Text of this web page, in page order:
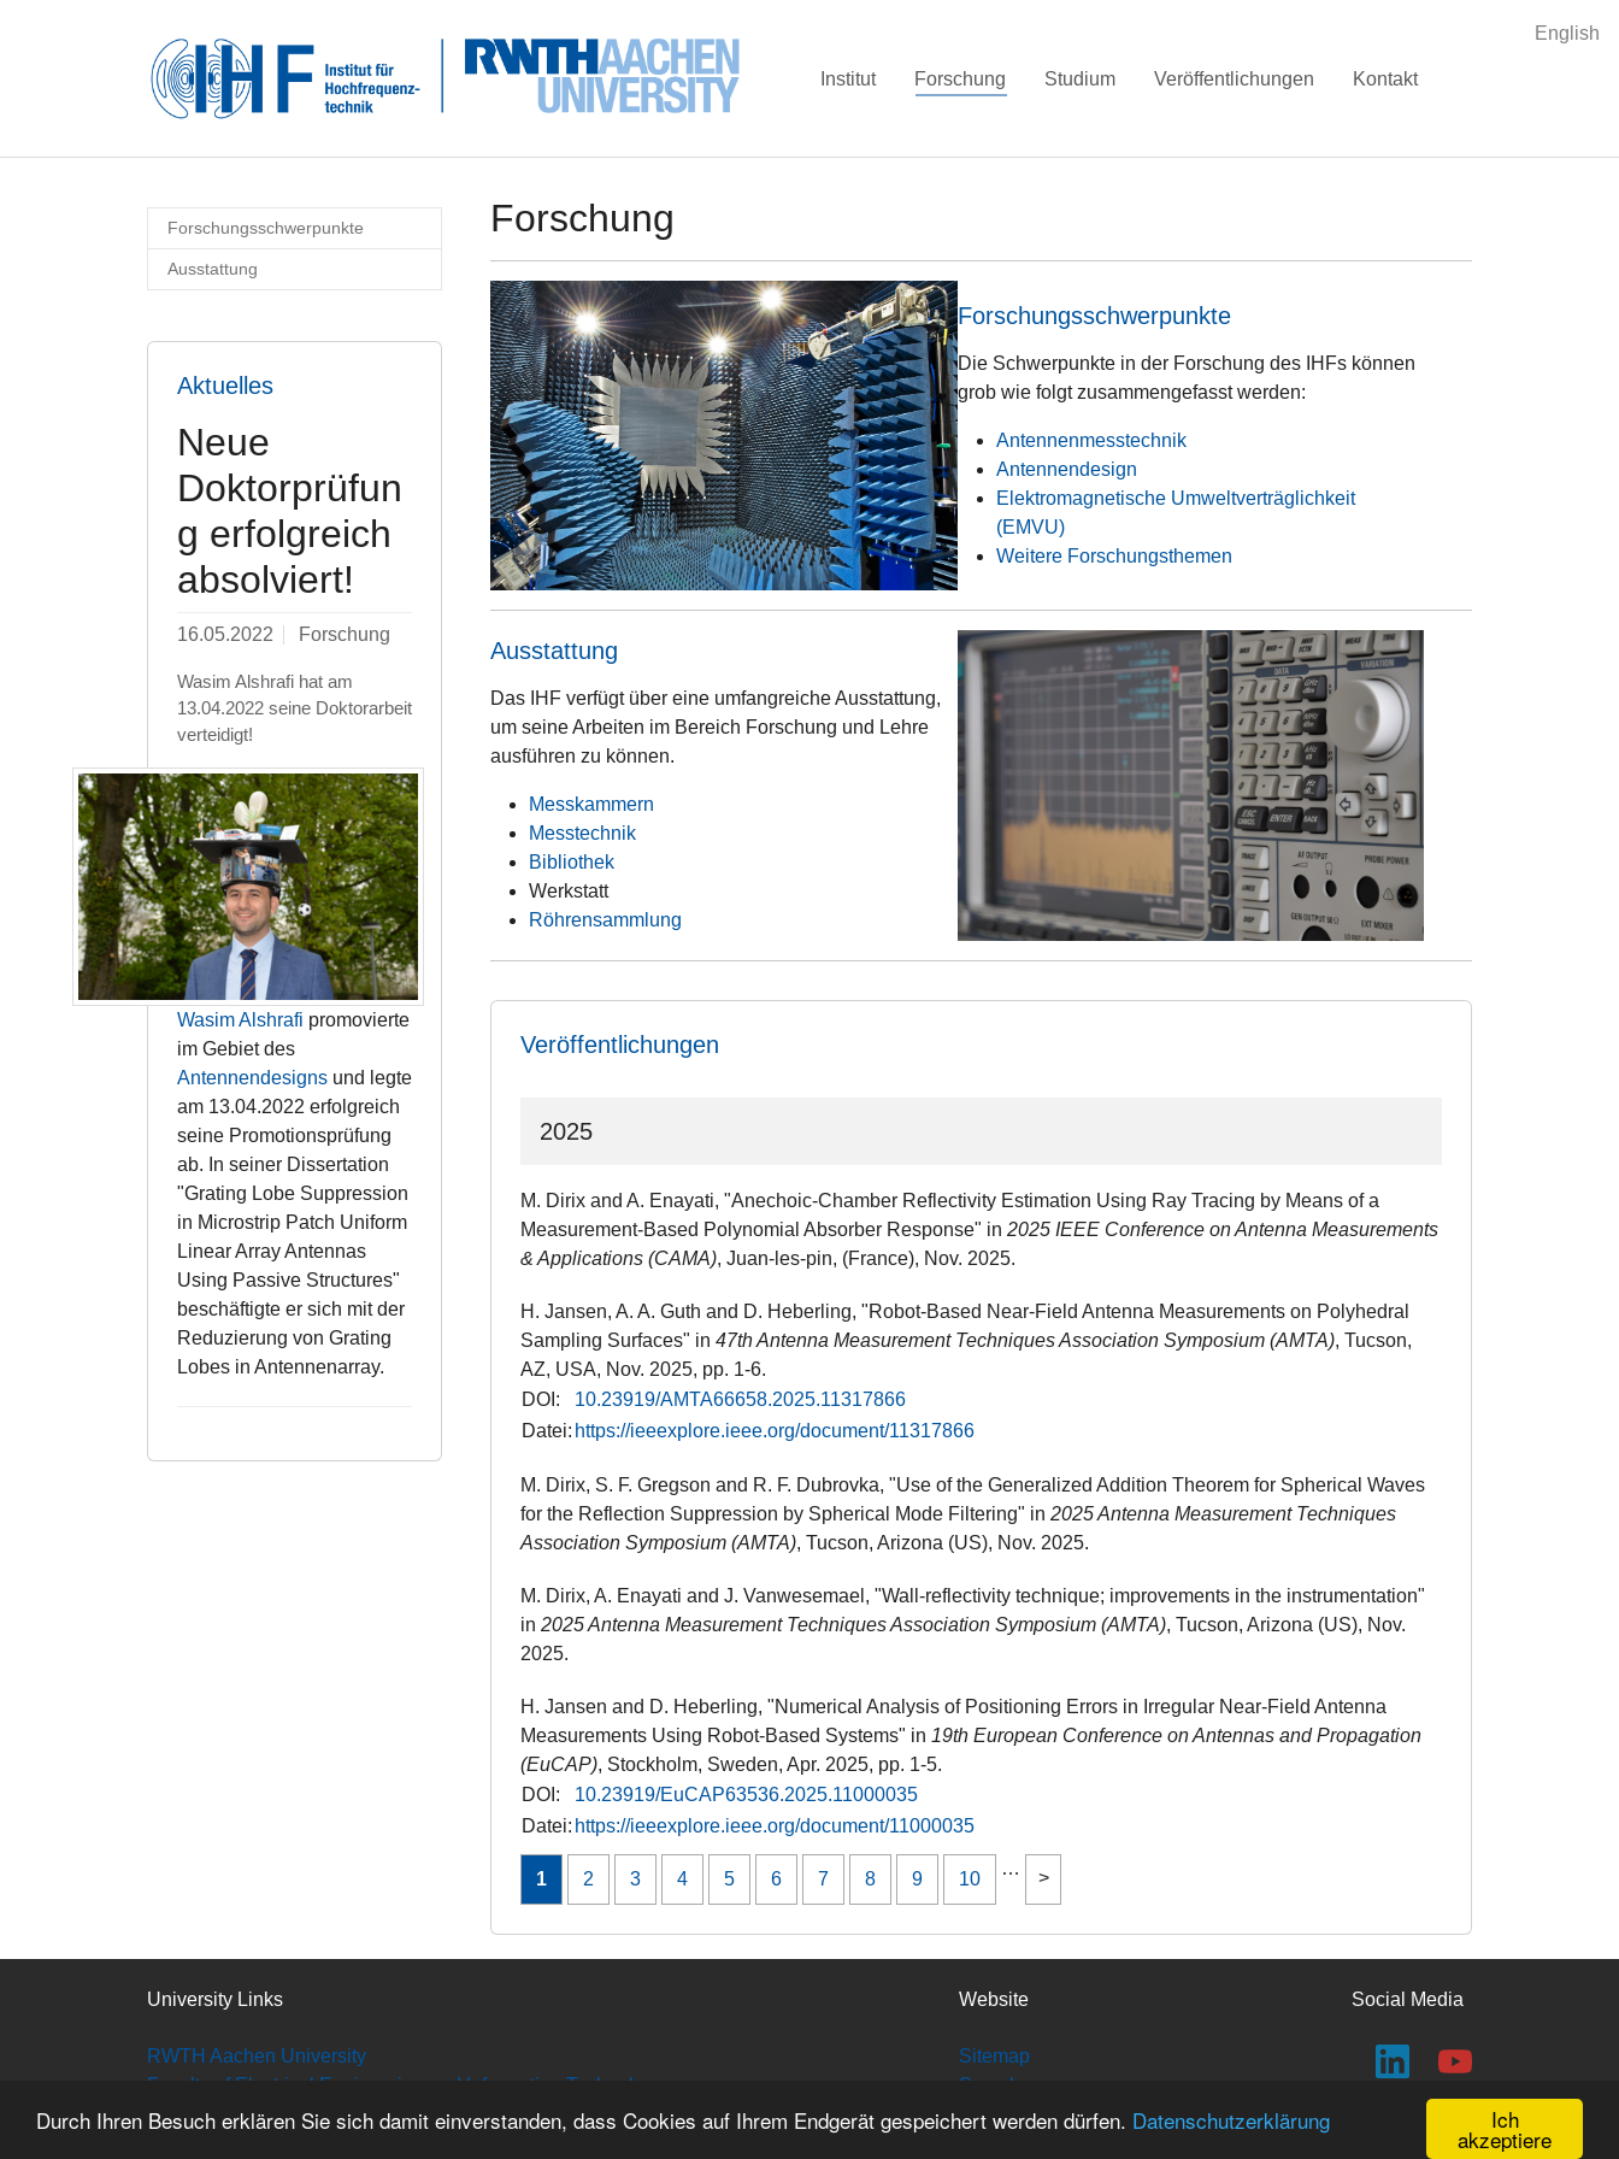
Ich
akzeptiere
Durch Ihren Besuch erklären Sie sich damit einverstanden, dass Cookies auf Ihrem Endgerät gespeichert werden dürfen. Datenschutzerklärung
English
Institut Forschung (current)Studium Veröffentlichungen Kontakt
Forschungsschwerpunkte
Ausstattung
Aktuelles
Neue
Doktorprüfun
g erfolgreich
absolviert!
16.05.2022 Forschung
Wasim Alshrafi hat am
13.04.2022 seine Doktorarbeit
verteidigt!
Wasim Alshrafi promovierte
im Gebiet des
Antennendesigns und legte
am 13.04.2022 erfolgreich
seine Promotionsprüfung
ab. In seiner Dissertation
"Grating Lobe Suppression
in Microstrip Patch Uniform
Linear Array Antennas
Using Passive Structures"
beschäftigte er sich mit der
Reduzierung von Grating
Lobes in Antennenarray.
Forschung
Forschungsschwerpunkte
Die Schwerpunkte in der Forschung des IHFs können
grob wie folgt zusammengefasst werden:
Antennenmesstechnik
Antennendesign
Elektromagnetische Umweltverträglichkeit
(EMVU)
Weitere Forschungsthemen
Ausstattung
Das IHF verfügt über eine umfangreiche Ausstattung,
um seine Arbeiten im Bereich Forschung und Lehre
ausführen zu können.
Messkammern
Messtechnik
Bibliothek
Werkstatt
Röhrensammlung
Veröffentlichungen
2025
M. Dirix and A. Enayati, "Anechoic-Chamber Reflectivity Estimation Using Ray Tracing by Means of a
Measurement-Based Polynomial Absorber Response" in 2025 IEEE Conference on Antenna Measurements
& Applications (CAMA), Juan-les-pin, (France), Nov. 2025.
H. Jansen, A. A. Guth and D. Heberling, "Robot-Based Near-Field Antenna Measurements on Polyhedral
Sampling Surfaces" in 47th Antenna Measurement Techniques Association Symposium (AMTA), Tucson,
AZ, USA​, Nov. 2025, pp. 1-6.
DOI:
10.23919/AMTA66658.2025.11317866
Datei: https://ieeexplore.ieee.org/document/11317866
M. Dirix, S. F. Gregson and R. F. Dubrovka, "Use of the Generalized Addition Theorem for Spherical Waves
for the Reflection Suppression by Spherical Mode Filtering" in 2025 Antenna Measurement Techniques
Association Symposium (AMTA), Tucson, Arizona (US), Nov. 2025.
M. Dirix, A. Enayati and J. Vanwesemael, "Wall-reflectivity technique; improvements in the instrumentation"
in 2025 Antenna Measurement Techniques Association Symposium (AMTA), Tucson, Arizona (US), Nov.
2025.
H. Jansen and D. Heberling, "Numerical Analysis of Positioning Errors in Irregular Near-Field Antenna
Measurements Using Robot-Based Systems" in 19th European Conference on Antennas and Propagation
(EuCAP), Stockholm, Sweden​, Apr. 2025, pp. 1-5.
DOI:
10.23919/EuCAP63536.2025.11000035
Datei: https://ieeexplore.ieee.org/document/11000035
1 2 3 4 5 6 7 8 9 10
…
University Links
RWTH Aachen University
Faculty of Electrical Engineering and Information Technology
Student Council
Website
Sitemap
Search
Site Credits
Social Media